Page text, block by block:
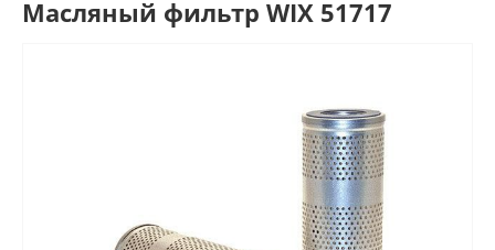
Масляный фильтр WIX 51717